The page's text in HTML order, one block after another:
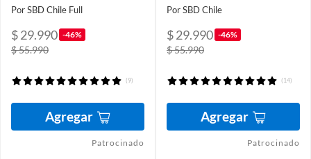
Por SBD Chile Full
$ 29.990 -46%
$ 55.990
(9)
Agregar
Patrocinado
Por SBD Chile
$ 29.990 -46%
$ 55.990
(14)
Agregar
Patrocinado